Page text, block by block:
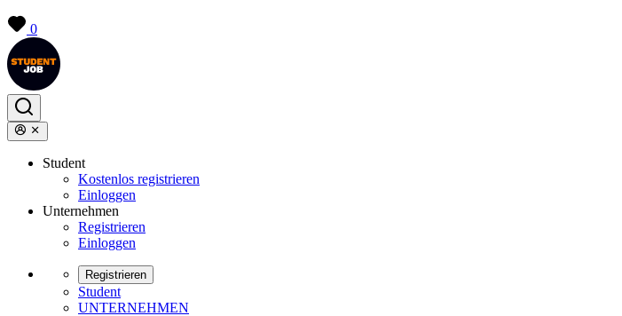
0
Student
Kostenlos registrieren
Einloggen
Unternehmen
Registrieren
Einloggen
Registrieren
Student
UNTERNEHMEN